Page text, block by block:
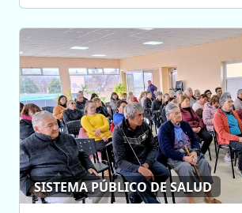
SISTEMA PÚBLICO DE SALUD